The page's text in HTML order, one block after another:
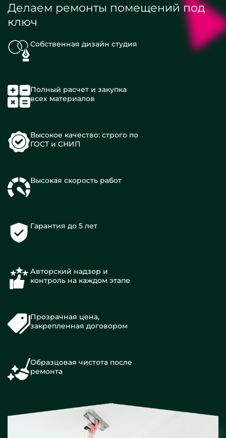
Делаем ремонты помещений под
ключ
Собственная дизайн студия
Полный расчет и закупка
всех материалов
Высокое качество: строго по
ГОСТ и СНИП
Высокая скорость работ
Гарантия до 5 лет
Авторский надзор и
контроль на каждом этапе
Прозрачная цена,
закрепленная договором
Образцовая чистота после
ремонта